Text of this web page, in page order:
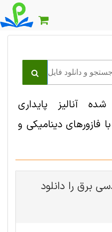
آنالیز پایداری
فازورهای دینامیکی و
برق را دانلود